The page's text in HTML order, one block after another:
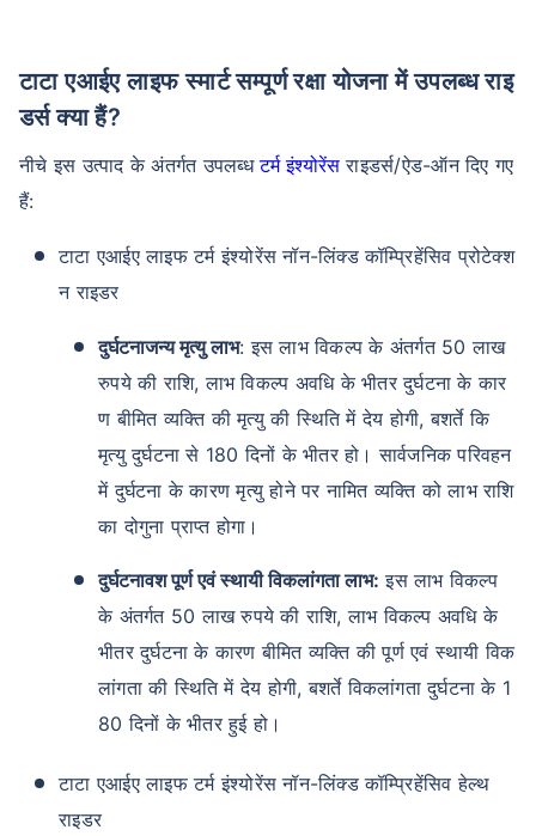
टाटा एआईए लाइफ स्मार्ट सम्पूर्ण रक्षा योजना में उपलब्ध राइ
डर्स क्या हैं?
नीचे इस उत्पाद के अंतर्गत उपलब्धटर्म इंश्योरेंस राइडर्स/ऐड-ऑन दिए गए
हैं:
टाटा एआईए लाइफ टर्म इंश्योरेंस नॉन-लिंक्ड कॉम्प्रिहेंसिव प्रोटेक्श
न राइडर
दुर्घटनाजन्य मृत्यु लाभ: इस लाभ विकल्प के अंतर्गत 50 लाख
रुपये की राशि, लाभ विकल्प अवधि के भीतर दुर्घटना के कार
ण बीमित व्यक्ति की मृत्यु की स्थिति में देय होगी, बशर्ते कि
मृत्यु दुर्घटना से 180 दिनों के भीतर हो। सार्वजनिक परिवहन
में दुर्घटना के कारण मृत्यु होने पर नामित व्यक्ति को लाभ राशि
का दोगुना प्राप्त होगा।
दुर्घटनावश पूर्ण एवं स्थायी विकलांगता लाभ: इस लाभ विकल्प
के अंतर्गत 50 लाख रुपये की राशि, लाभ विकल्प अवधि के
भीतर दुर्घटना के कारण बीमित व्यक्ति की पूर्ण एवं स्थायी विक
लांगता की स्थिति में देय होगी, बशर्ते विकलांगता दुर्घटना के 1
80 दिनों के भीतर हुई हो।
टाटा एआईए लाइफ टर्म इंश्योरेंस नॉन-लिंक्ड कॉम्प्रिहेंसिव हेल्थ
राइडर